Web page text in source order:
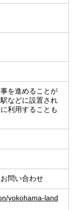
を進めることが
などに設置され
利用することも
問い合わせ
yokohama-land